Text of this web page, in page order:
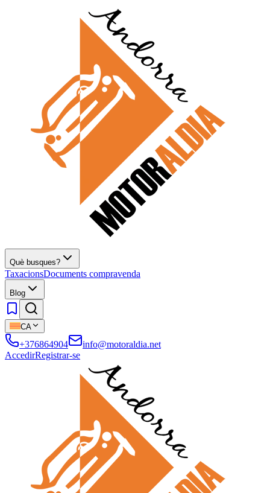
Què busques?
TaxacionsDocuments compravenda
Blog
CA
+376864904
info@motoraldia.net
AccedirRegistrar-se